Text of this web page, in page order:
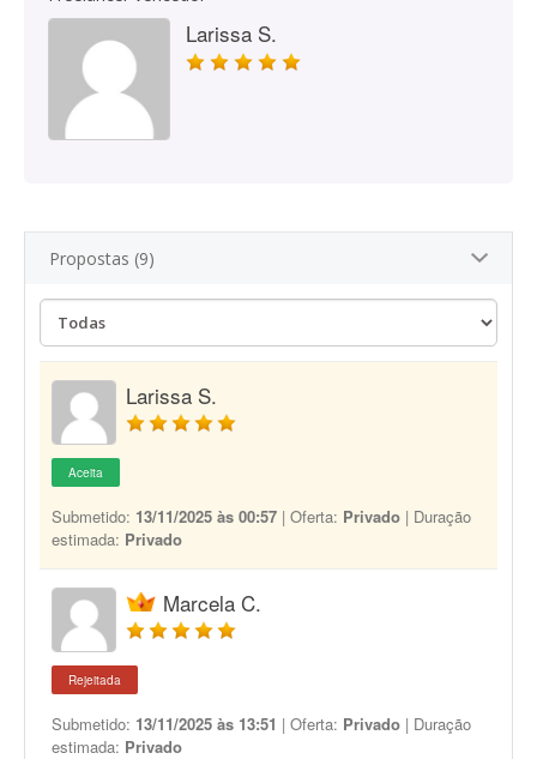
Larissa S.
Propostas (9)
Larissa S.
Aceita
Submetido: 13/11/2025 às 00:57 | Oferta: Privado | Duração
estimada: Privado
Marcela C.
Rejeitada
Submetido: 13/11/2025 às 13:51 | Oferta: Privado | Duração
estimada: Privado